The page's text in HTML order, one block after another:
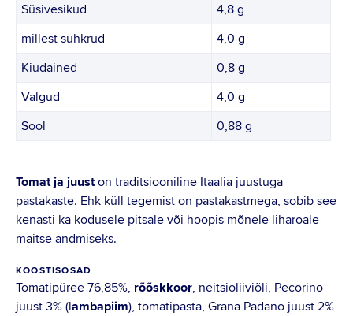
Süsivesikud
4,8 g
millest suhkrud
4,0 g
Kiudained
0,8 g
Valgud
4,0 g
Sool
0,88 g
Tomat ja juuston traditsiooniline Itaalia juustuga
pastakaste. Ehk küll tegemist on pastakastmega, sobib see
kenasti ka kodusele pitsale või hoopis mõnele liharoale
maitse andmiseks.
KOOSTISOSAD
Tomatipüree 76,85%, rõõskkoor, neitsioliiviõli, Pecorino
juust 3% (lambapiim), tomatipasta, Grana Padano juust 2%